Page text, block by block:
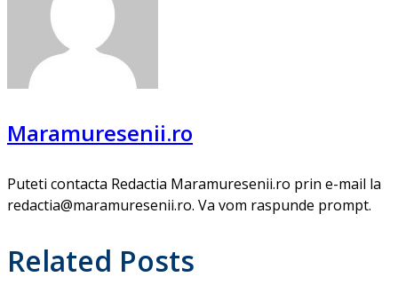
Maramuresenii.ro
Puteti contacta Redactia Maramuresenii.ro prin e-mail la
redactia@maramuresenii.ro. Va vom raspunde prompt.
Related Posts